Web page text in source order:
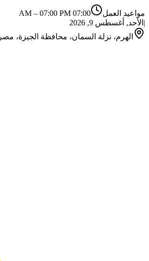
مواعيد العمل 07:00 AM
– 07:00 PM
| الأحد, أغسطس 9, 2026
الهرم، نزلة السمان، محافظة الجيزة، مصر